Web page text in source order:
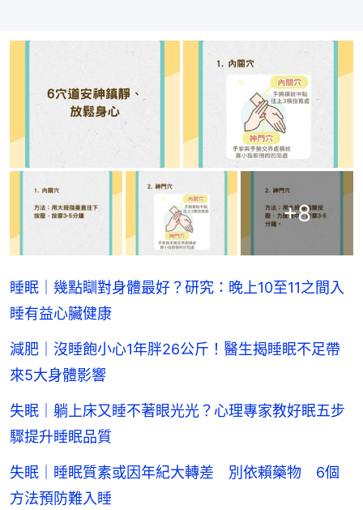
+8
睡眠｜幾點瞓對身體最好？研究：晚上10至11之間入
睡有益心臟健康
減肥｜沒睡飽小心1年胖26公斤！醫生揭睡眠不足帶
來5大身體影響
失眠｜躺上床又睡不著眼光光？心理專家教好眠五步
驟提升睡眠品質
失眠｜睡眠質素或因年紀大轉差 別依賴藥物 6個
方法預防難入睡